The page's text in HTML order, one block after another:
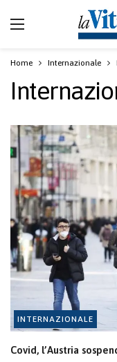
Home Internazionale
INTERNAZIONALE
Covid, l’Austria